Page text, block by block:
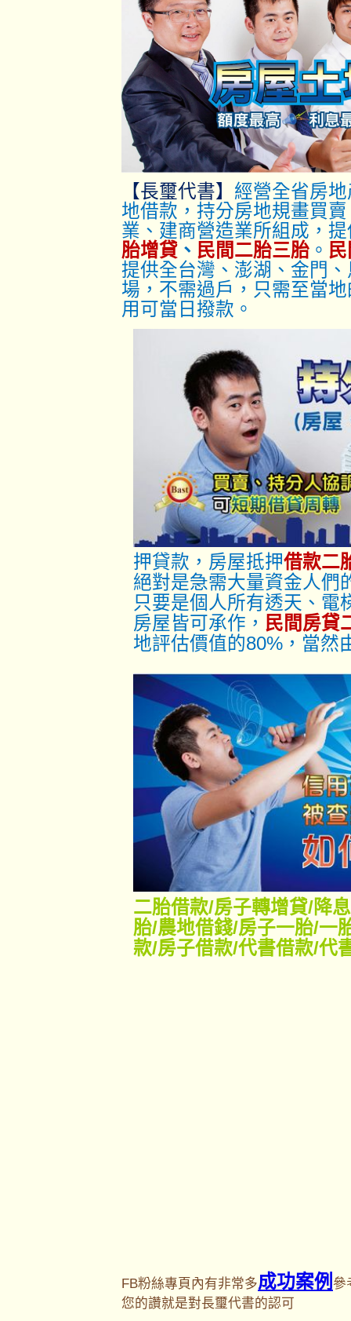
【長璽代書】 經營全省房
地借款，持分房地規畫買
業、建商營造業所組成，
胎增貸 、 民間二胎三胎 。
提供全台灣、澎湖、金門
場，不需過戶，只需至當
用可當日撥款。
押貸款，房屋抵押借款二
絕對是急需大量資金人們
只要是個人所有透天、電
房屋皆可承作， 民間房貸
地評估價值的80%，當然
二胎借款/房子轉增貸/降
胎/農地借錢/房子一胎/一
款/房子借款/代書借款/代
FB粉絲專頁內有非常多成功案例 參
您的讚就是對長璽代書的認可